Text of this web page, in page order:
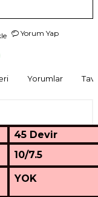
Yorum Yap
Yorumlar
45 Devir
10/7.5
YOK